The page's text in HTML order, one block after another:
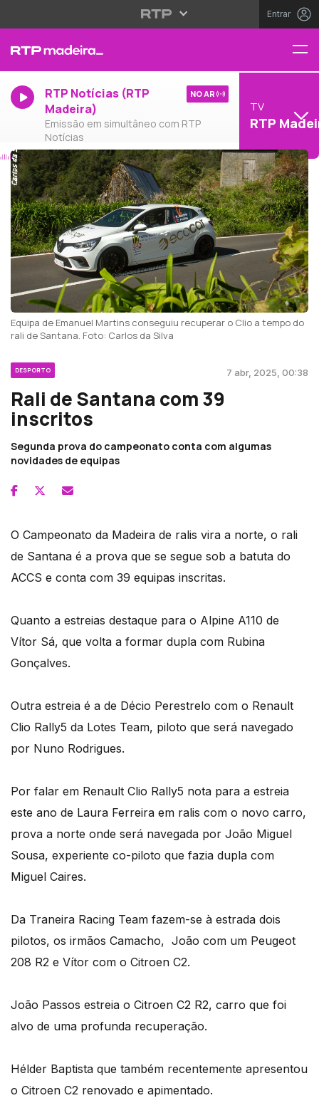
Entrar
RTP Notícias (RTP
Madeira)
Emissão em simultâneo com RTP
Notícias
NO AR
TV
RTP
Equipa de Emanuel Martins conseguiu recuperar o Clio a tempo do
rali de Santana. Foto: Carlos da Silva
DESPORTO 7 abr, 2025, 00:38
Rali de Santana com 39
inscritos
Segunda prova do campeonato conta com algumas
novidades de equipas
O Campeonato da Madeira de ralis vira a norte, o rali
de Santana é a prova que se segue sob a batuta do
ACCS e conta com 39 equipas inscritas.
Quanto a estreias destaque para o Alpine A110 de
Vítor Sá, que volta a formar dupla com Rubina
Gonçalves.
Outra estreia é a de Décio Perestrelo com o Renault
Clio Rally5 da Lotes Team, piloto que será navegado
por Nuno Rodrigues.
Por falar em Renault Clio Rally5 nota para a estreia
este ano de Laura Ferreira em ralis com o novo carro,
prova a norte onde será navegada por João Miguel
Sousa, experiente co-piloto que fazia dupla com
Miguel Caires.
Da Traneira Racing Team fazem-se à estrada dois
pilotos, os irmãos Camacho, João com um Peugeot
208 R2 e Vítor com o Citroen C2.
João Passos estreia o Citroen C2 R2, carro que foi
alvo de uma profunda recuperação.
Hélder Baptista que também recentemente apresentou
o Citroen C2 renovado e apimentado.